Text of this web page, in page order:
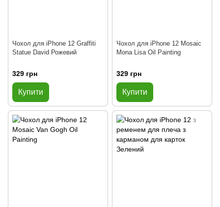
Чохол для iPhone 12 Graffiti
Statue David Рожевий
329 грн
Купити
Чохол для iPhone 12 Mosaic
Mona Lisa Oil Painting
329 грн
Купити